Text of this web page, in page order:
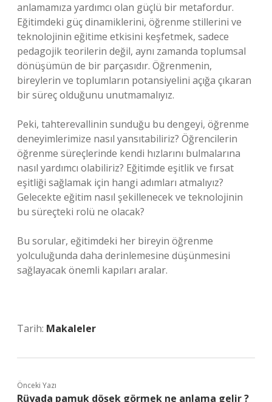
anlamamıza yardımcı olan güçlü bir metafordur.
Eğitimdeki güç dinamiklerini, öğrenme stillerini ve
teknolojinin eğitime etkisini keşfetmek, sadece
pedagojik teorilerin değil, aynı zamanda toplumsal
dönüşümün de bir parçasıdır. Öğrenmenin,
bireylerin ve toplumların potansiyelini açığa çıkaran
bir süreç olduğunu unutmamalıyız.
Peki, tahterevallinin sunduğu bu dengeyi, öğrenme
deneyimlerimize nasıl yansıtabiliriz? Öğrencilerin
öğrenme süreçlerinde kendi hızlarını bulmalarına
nasıl yardımcı olabiliriz? Eğitimde eşitlik ve fırsat
eşitliği sağlamak için hangi adımları atmalıyız?
Gelecekte eğitim nasıl şekillenecek ve teknolojinin
bu süreçteki rolü ne olacak?
Bu sorular, eğitimdeki her bireyin öğrenme
yolculuğunda daha derinlemesine düşünmesini
sağlayacak önemli kapıları aralar.
Tarih: Makaleler
Önceki Yazı
Rüyada pamuk döşek görmek ne anlama gelir ?